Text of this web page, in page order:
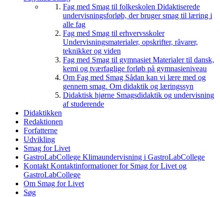
Fag med Smag til folkeskolen Didaktiserede
undervisningsforløb, der bruger smag til læring i
alle fag
Fag med Smag til erhvervsskoler
Undervisningsmaterialer, opskrifter, råvarer,
teknikker og viden
Fag med Smag til gymnasiet Materialer til dansk,
kemi og tværfaglige forløb på gymnasieniveau
Om Fag med Smag Sådan kan vi lære med og
gennem smag. Om didaktik og læringssyn
Didaktisk hjørne Smagsdidaktik og undervisning
af studerende
Didaktikken
Redaktionen
Forfatterne
Udvikling
Smag for Livet
GastroLabCollege Klimaundervisning i GastroLabCollege
Kontakt Kontaktinformationer for Smag for Livet og
GastroLabCollege
Om Smag for Livet
Søg